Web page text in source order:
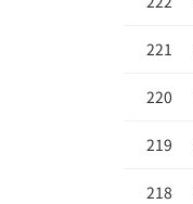
221
220
219
218